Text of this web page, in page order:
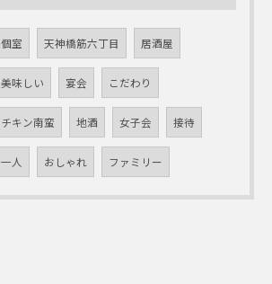
個室 天神橋筋六丁目 居酒屋
美味しい 宴会 こだわり
チキン南蛮 地酒 女子会 接待
一人 おしゃれ ファミリー